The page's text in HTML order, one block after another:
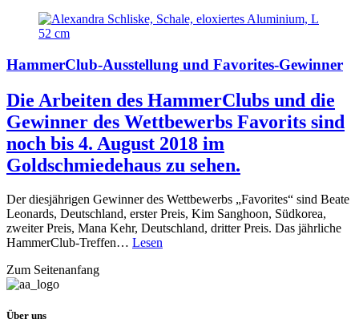
HammerClub-Ausstellung und Favorites-Gewinner
Die Arbeiten des HammerClubs und die
Gewinner des Wettbewerbs Favorits sind
noch bis 4. August 2018 im
Goldschmiedehaus zu sehen.
Der diesjährigen Gewinner des Wettbewerbs „Favorites“ sind Beate
Leonards, Deutschland, erster Preis, Kim Sanghoon, Südkorea,
zweiter Preis, Mana Kehr, Deutschland, dritter Preis. Das jährliche
HammerClub-Treffen… Lesen
Zum Seitenanfang
Über uns